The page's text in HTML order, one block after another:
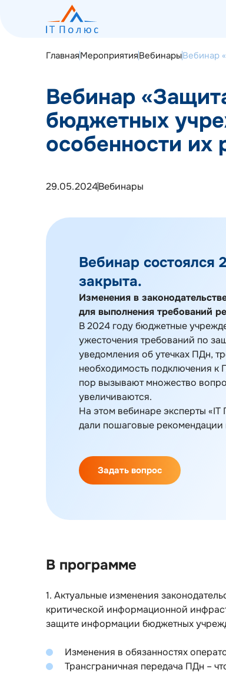
О компании
Услуги
Мероприятия
ГлавнаяМероприятияВебинарыВебинар
Вебинар
бюджетных
особенности
29.05.2024Вебинары
Вебинар состоялся
закрыта.
Изменения в
для выполнения требований
В 2024 году бюджетные
ужесточения требований по
уведомления об утечках ПДн,
необходимость подключения
пор вызывают множество
увеличиваются.
На этом вебинаре эксперты
дали пошаговые рекомендации
Задать вопрос
В программе
1. Актуальные изменения
критической информационной
защите информации бюджетных
Изменения в обязанностях
Трансграничная передача ПДн –